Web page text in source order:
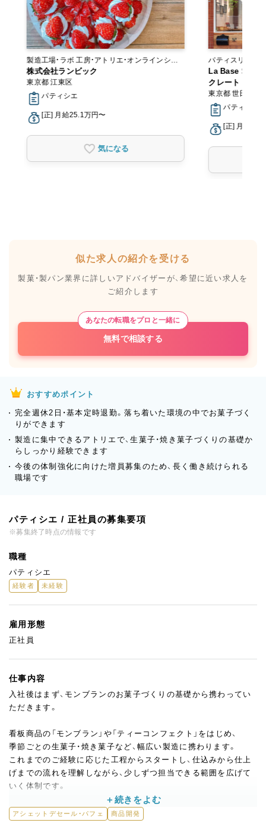
製造工場・ラボ 工房・アトリエ・オンラインショ
ップ
株式会社ランビック
東京都 江東区
パティシエ
[正] 月給25.1万円〜
気になる
パティスリー・スイーツ
カリー
La Base
クレート ドウ
東京都 世田谷区
パティシエ
[正] 月給22
似た求人の紹介を受ける
製菓・製パン業界に詳しいアドバイザーが、希望に近い求人を
ご紹介します
あなたの転職をプロと一緒に
無料で相談する
おすすめポイント
完全週休2日・基本定時退勤。落ち着いた環境の中でお菓子づく
りができます
製造に集中できるアトリエで、生菓子・焼き菓子づくりの基礎か
らしっかり経験できます
今後の体制強化に向けた増員募集のため、長く働き続けられる
職場です
パティシエ / 正社員の募集要項
※募集終了時点の情報です
職種
パティシエ
経験者 未経験
雇用形態
正社員
仕事内容
入社後はまず、モンブランのお菓子づくりの基礎から携わってい
ただきます。
看板商品の「モンブラン」や「ティーコンフェクト」をはじめ、
季節ごとの生菓子・焼き菓子など、幅広い製造に携わります。
これまでのご経験に応じた工程からスタートし、仕込みから仕上
げまでの流れを理解しながら、少しずつ担当できる範囲を広げて
いく体制です。
◎作業の進め方について
アシェットデセール・パフェ 商品開発